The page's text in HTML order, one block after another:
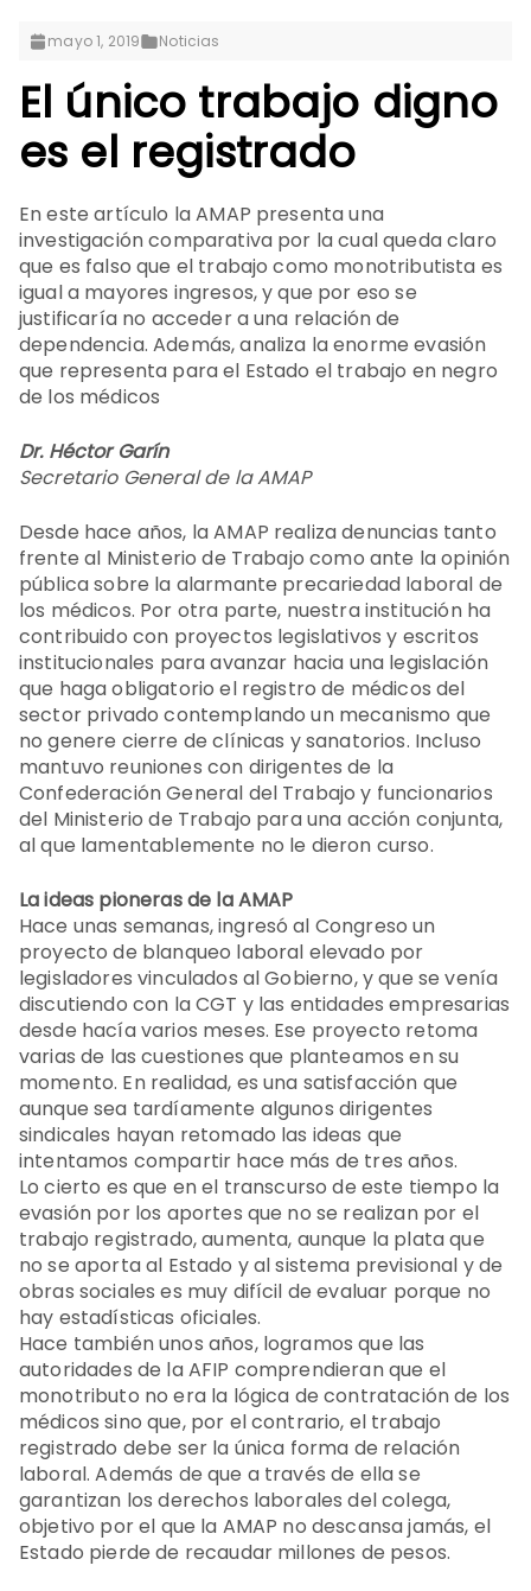
mayo 1, 2019 Noticias
El único trabajo digno
es el registrado
En este artículo la AMAP presenta una
investigación comparativa por la cual queda claro
que es falso que el trabajo como monotributista es
igual a mayores ingresos, y que por eso se
justificaría no acceder a una relación de
dependencia. Además, analiza la enorme evasión
que representa para el Estado el trabajo en negro
de los médicos
Dr. Héctor Garín
Secretario General de la AMAP
Desde hace años, la AMAP realiza denuncias tanto
frente al Ministerio de Trabajo como ante la opinión
pública sobre la alarmante precariedad laboral de
los médicos. Por otra parte, nuestra institución ha
contribuido con proyectos legislativos y escritos
institucionales para avanzar hacia una legislación
que haga obligatorio el registro de médicos del
sector privado contemplando un mecanismo que
no genere cierre de clínicas y sanatorios. Incluso
mantuvo reuniones con dirigentes de la
Confederación General del Trabajo y funcionarios
del Ministerio de Trabajo para una acción conjunta,
al que lamentablemente no le dieron curso.
La ideas pioneras de la AMAP
Hace unas semanas, ingresó al Congreso un
proyecto de blanqueo laboral elevado por
legisladores vinculados al Gobierno, y que se venía
discutiendo con la CGT y las entidades empresarias
desde hacía varios meses. Ese proyecto retoma
varias de las cuestiones que planteamos en su
momento. En realidad, es una satisfacción que
aunque sea tardíamente algunos dirigentes
sindicales hayan retomado las ideas que
intentamos compartir hace más de tres años.
Lo cierto es que en el transcurso de este tiempo la
evasión por los aportes que no se realizan por el
trabajo registrado, aumenta, aunque la plata que
no se aporta al Estado y al sistema previsional y de
obras sociales es muy difícil de evaluar porque no
hay estadísticas oficiales.
Hace también unos años, logramos que las
autoridades de la AFIP comprendieran que el
monotributo no era la lógica de contratación de los
médicos sino que, por el contrario, el trabajo
registrado debe ser la única forma de relación
laboral. Además de que a través de ella se
garantizan los derechos laborales del colega,
objetivo por el que la AMAP no descansa jamás, el
Estado pierde de recaudar millones de pesos.